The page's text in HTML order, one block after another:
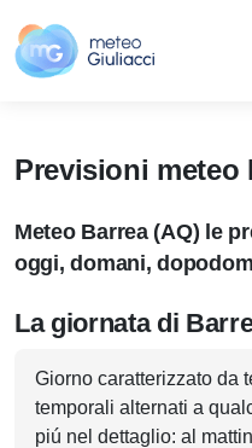
Previsioni meteo
Meteo Barrea (AQ) le
oggi, domani,
La giornata di
Giorno caratterizzato da
temporali alternati a
piú nel dettaglio: al